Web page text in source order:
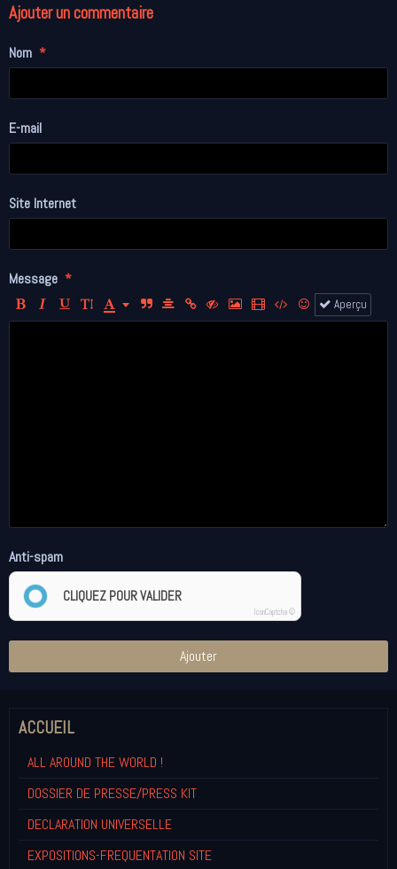
Ajouter un commentaire
Nom
E-mail
Site Internet
Message
Aperçu
Anti-spam
CLIQUEZ POUR VALIDER
IconCaptcha ©
Ajouter
ACCUEIL
ALL AROUND THE WORLD !
DOSSIER DE PRESSE/PRESS KIT
DECLARATION UNIVERSELLE
EXPOSITIONS-FREQUENTATION SITE